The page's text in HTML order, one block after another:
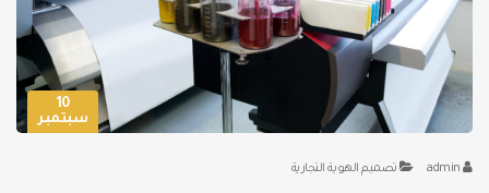
10
سبتمبر
admin تصميم الهوية التجارية